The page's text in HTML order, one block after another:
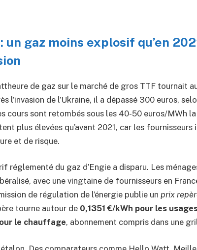
gaz moins explosif qu’en
de gaz sur le marché de gros TTF tournait
l’invasion de l’Ukraine, il a dépassé 300 euros,
cours sont retombés sous les 40-50 euros/MWh
plus élevées qu’avant 2021, car les fournisseurs
et de risque.
réglementé du gaz d’Engie a disparu. Les
avec une vingtaine de fournisseurs en
de régulation de l’énergie publie un prix
tourne autour de 0,1351 €/kWh pour les
le chauffage, abonnement compris dans une